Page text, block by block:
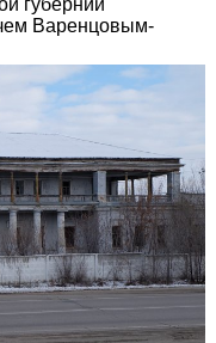
губернии
Варенцовым-